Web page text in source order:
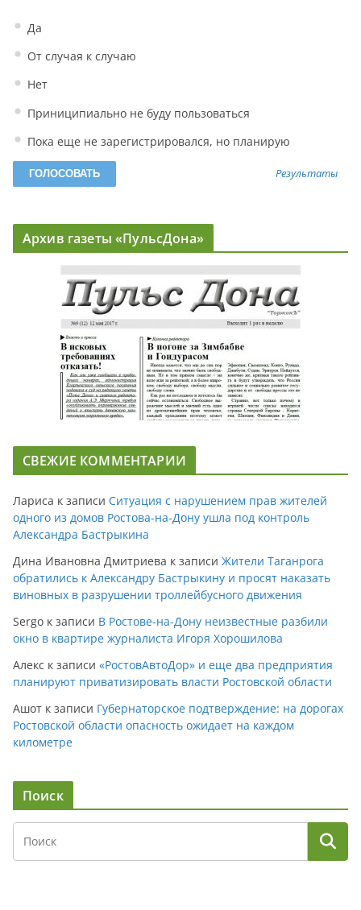
Да
От случая к случаю
Нет
Приниципиально не буду пользоваться
Пока еще не зарегистрировался, но планирую
Результаты
Архив газеты «ПульсДона»
СВЕЖИЕ КОММЕНТАРИИ
Лариса к записи Ситуация с нарушением прав жителей
одного из домов Ростова-на-Дону ушла под контроль
Александра Бастрыкина
Дина Ивановна Дмитриева к записи Жители Таганрога
обратились к Александру Бастрыкину и просят наказать
виновных в разрушении троллейбусного движения
Sergo к записи В Ростове-на-Дону неизвестные разбили
окно в квартире журналиста Игоря Хорошилова
Алекс к записи «РостовАвтоДор» и еще два предприятия
планируют приватизировать власти Ростовской области
Ашот к записи Губернаторское подтверждение: на дорогах
Ростовской области опасность ожидает на каждом
километре
Поиск